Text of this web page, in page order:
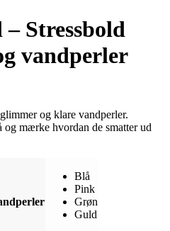
Stressbold
vandperler
og klare vandperler.
og mærke hvordan de smatter ud
Blå
Pink
Grøn
Guld